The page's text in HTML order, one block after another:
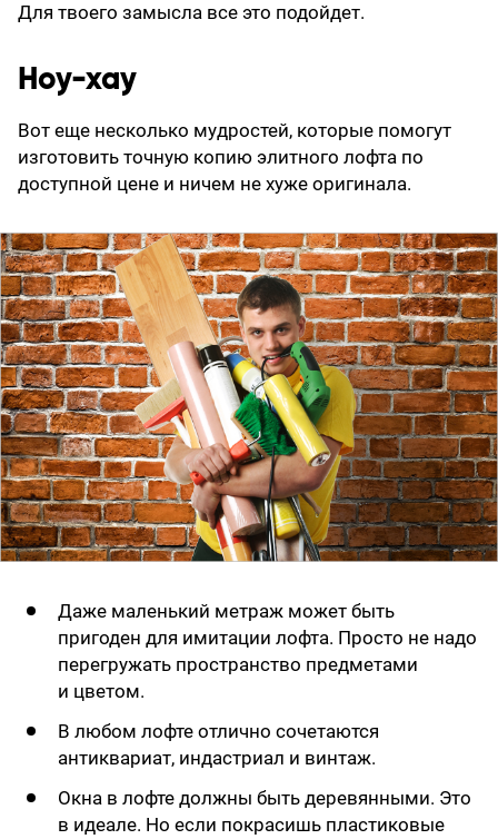
Для твоего замысла все это подойдет.
Ноу-хау
Вот еще несколько муд­ростей, которые помогут
изготовить точную копию элитного лофта по
доступной цене и ничем не хуже оригинала.
Даже маленький метраж может быть
пригоден для имитации лофта. Просто не надо
перегружать пространство предметами
и цветом.
В любом лофте отлично сочетаются
антиквариат, индастриал и винтаж.
Окна в лофте должны быть деревянными. Это
в идеале. Но если покрасишь пластиковые